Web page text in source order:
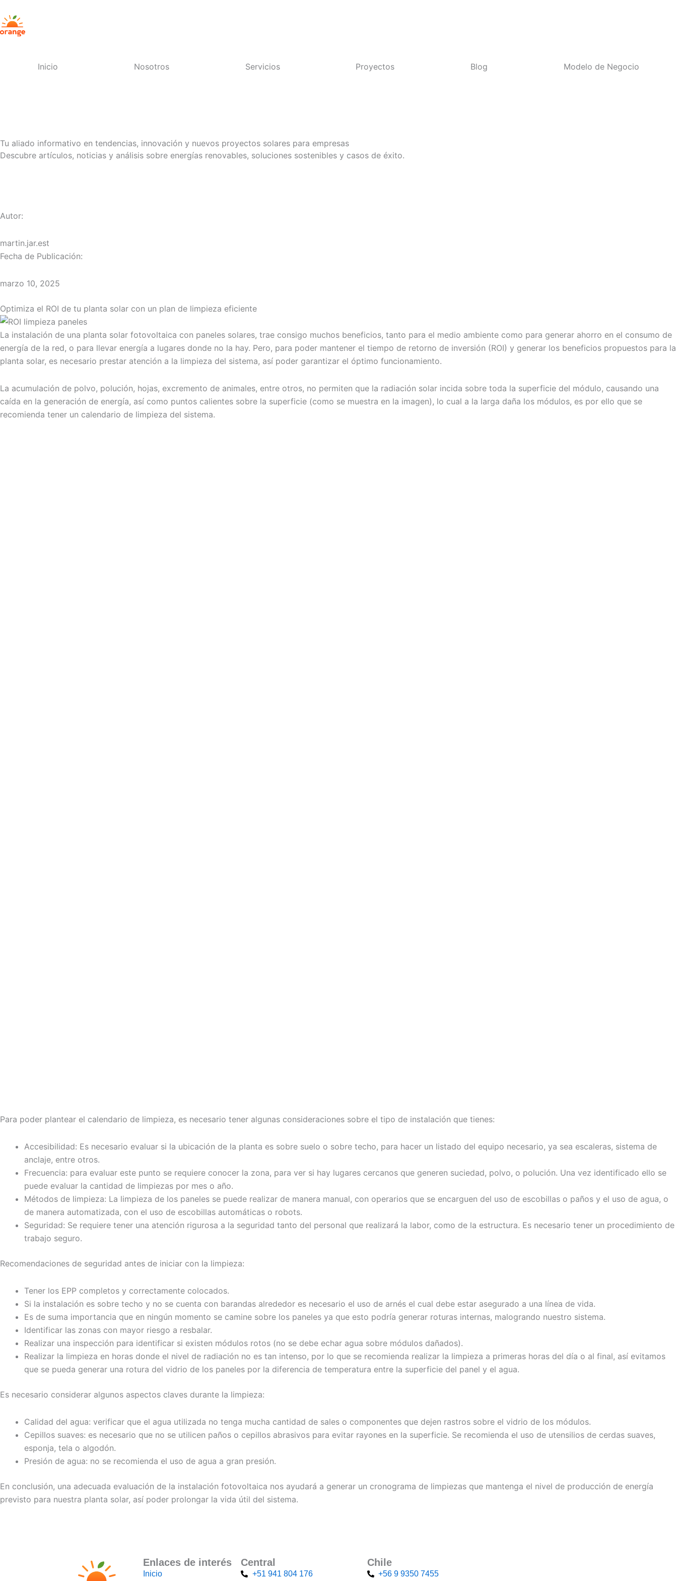
al
contenido
Inicio Nosotros Servicios Proyectos Blog Modelo de Negocio
Tu aliado informativo en tendencias, innovación y nuevos proyectos solares para empresas
Descubre artículos, noticias y análisis sobre energías renovables, soluciones sostenibles y casos de éxito.
Autor:
martin.jar.est
Fecha de Publicación:
marzo 10, 2025
Optimiza el ROI de tu planta solar con un plan de limpieza eficiente
La instalación de una planta solar fotovoltaica con paneles solares, trae consigo muchos beneficios, tanto para el medio ambiente como para generar ahorro en el consumo de
energía de la red, o para llevar energía a lugares donde no la hay. Pero, para poder mantener el tiempo de retorno de inversión (ROI) y generar los beneficios propuestos para la
planta solar, es necesario prestar atención a la limpieza del sistema, así poder garantizar el óptimo funcionamiento.
La acumulación de polvo, polución, hojas, excremento de animales, entre otros, no permiten que la radiación solar incida sobre toda la superficie del módulo, causando una
caída en la generación de energía, así como puntos calientes sobre la superficie (como se muestra en la imagen), lo cual a la larga daña los módulos, es por ello que se
recomienda tener un calendario de limpieza del sistema.
Para poder plantear el calendario de limpieza, es necesario tener algunas consideraciones sobre el tipo de instalación que tienes:
Accesibilidad: Es necesario evaluar si la ubicación de la planta es sobre suelo o sobre techo, para hacer un listado del equipo necesario, ya sea escaleras, sistema de
anclaje, entre otros.
Frecuencia: para evaluar este punto se requiere conocer la zona, para ver si hay lugares cercanos que generen suciedad, polvo, o polución. Una vez identificado ello se
puede evaluar la cantidad de limpiezas por mes o año.
Métodos de limpieza: La limpieza de los paneles se puede realizar de manera manual, con operarios que se encarguen del uso de escobillas o paños y el uso de agua, o
de manera automatizada, con el uso de escobillas automáticas o robots.
Seguridad: Se requiere tener una atención rigurosa a la seguridad tanto del personal que realizará la labor, como de la estructura. Es necesario tener un procedimiento de
trabajo seguro.
Recomendaciones de seguridad antes de iniciar con la limpieza:
Tener los EPP completos y correctamente colocados.
Si la instalación es sobre techo y no se cuenta con barandas alrededor es necesario el uso de arnés el cual debe estar asegurado a una línea de vida.
Es de suma importancia que en ningún momento se camine sobre los paneles ya que esto podría generar roturas internas, malogrando nuestro sistema.
Identificar las zonas con mayor riesgo a resbalar.
Realizar una inspección para identificar si existen módulos rotos (no se debe echar agua sobre módulos dañados).
Realizar la limpieza en horas donde el nivel de radiación no es tan intenso, por lo que se recomienda realizar la limpieza a primeras horas del día o al final, así evitamos
que se pueda generar una rotura del vidrio de los paneles por la diferencia de temperatura entre la superficie del panel y el agua.
Es necesario considerar algunos aspectos claves durante la limpieza:
Calidad del agua: verificar que el agua utilizada no tenga mucha cantidad de sales o componentes que dejen rastros sobre el vidrio de los módulos.
Cepillos suaves: es necesario que no se utilicen paños o cepillos abrasivos para evitar rayones en la superficie. Se recomienda el uso de utensilios de cerdas suaves,
esponja, tela o algodón.
Presión de agua: no se recomienda el uso de agua a gran presión.
En conclusión, una adecuada evaluación de la instalación fotovoltaica nos ayudará a generar un cronograma de limpiezas que mantenga el nivel de producción de energía
previsto para nuestra planta solar, así poder prolongar la vida útil del sistema.
Enlaces de interés
Inicio
Central
+51 941 804 176
Chile
+56 9 9350 7455